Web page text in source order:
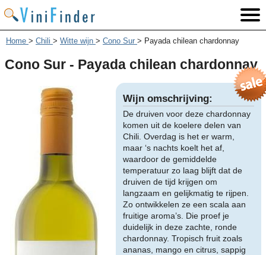
Home > Chili > Witte wijn > Cono Sur > Payada chilean chardonnay
Cono Sur - Payada chilean chardonnay
Wijn omschrijving:
De druiven voor deze chardonnay
komen uit de koelere delen van
Chili. Overdag is het er warm,
maar ‘s nachts koelt het af,
waardoor de gemiddelde
temperatuur zo laag blijft dat de
druiven de tijd krijgen om
langzaam en gelijkmatig te rijpen.
Zo ontwikkelen ze een scala aan
fruitige aroma’s. Die proef je
duidelijk in deze zachte, ronde
chardonnay. Tropisch fruit zoals
ananas, mango en citrus, sappig